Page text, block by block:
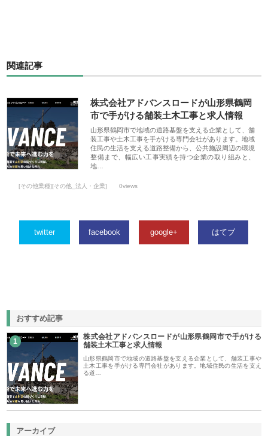
関連記事
株式会社アドバンスロードが山形県鶴岡
市で手がける舗装土木工事と求人情報
山形県鶴岡市で地域の道路基盤を支える企業として、舗
装工事や土木工事を手がける専門会社があります。地域
住民の生活を支える道路整備から、公共施設周辺の環境
整備まで、幅広い工事実績を持つ企業の取り組みと、
地…
[その他業種][その他_法人・企業] 0views
twitter facebook google+ はてブ
おすすめ記事
1
株式会社アドバンスロードが山形県鶴岡市で手がける
舗装土木工事と求人情報
山形県鶴岡市で地域の道路基盤を支える企業として、舗装工事や
土木工事を手がける専門会社があります。地域住民の生活を支え
る道…
アーカイブ